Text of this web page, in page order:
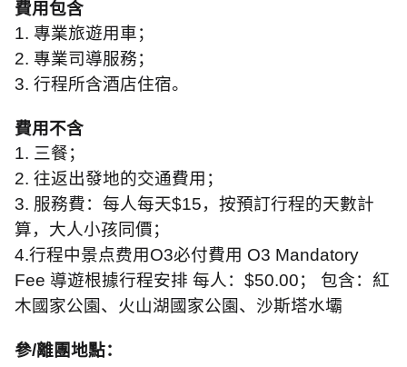
費用包含
1. 專業旅遊用車；
2. 專業司導服務；
3. 行程所含酒店住宿。
費用不含
1. 三餐；
2. 往返出發地的交通費用；
3. 服務費：每人每天$15，按預訂行程的天數計
算，大人小孩同價；
4.行程中景点费用O3必付費用 O3 Mandatory
Fee 導遊根據行程安排 每人： $50.00； 包含：紅
木國家公園、火山湖國家公園、沙斯塔水壩
參/離團地點：